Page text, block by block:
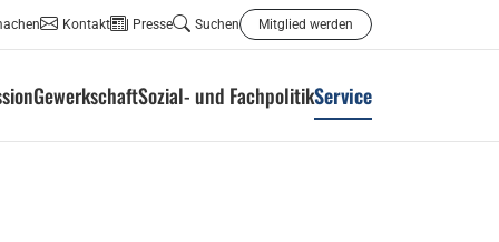
Kontakt Presse Suchen Mitglied werden
GewerkschaftSozial- und FachpolitikService